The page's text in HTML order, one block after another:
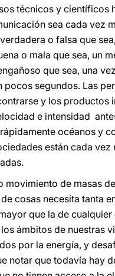
técnicos y científicos
sea cada vez
o falsa que
o mala que sea, un
que sea, una
pocos segundos. Las
y los productos
e intensidad
océanos y
están cada vez
movimiento de masas
cosas necesita tanta
que la de
ámbitos de nuestras
por la energía, y
notar que todavía hay